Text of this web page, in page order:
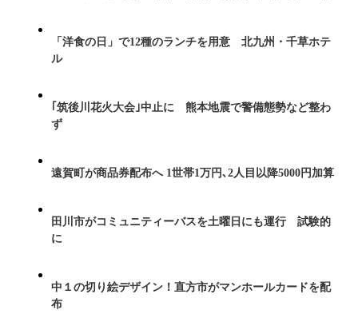
「洋食の日」で12種のランチを用意 北九州・千草ホテ
ル
｢筑後川花火大会｣中止に 熊本地震で警備態勢など整わ
ず
遠賀町が商品券配布へ 1世帯1万円､2人目以降5000円加算
田川市がコミュニティーバスを土曜日にも運行 試験的
に
中１の切り絵デザイン！直方市がマンホールカードを配
布